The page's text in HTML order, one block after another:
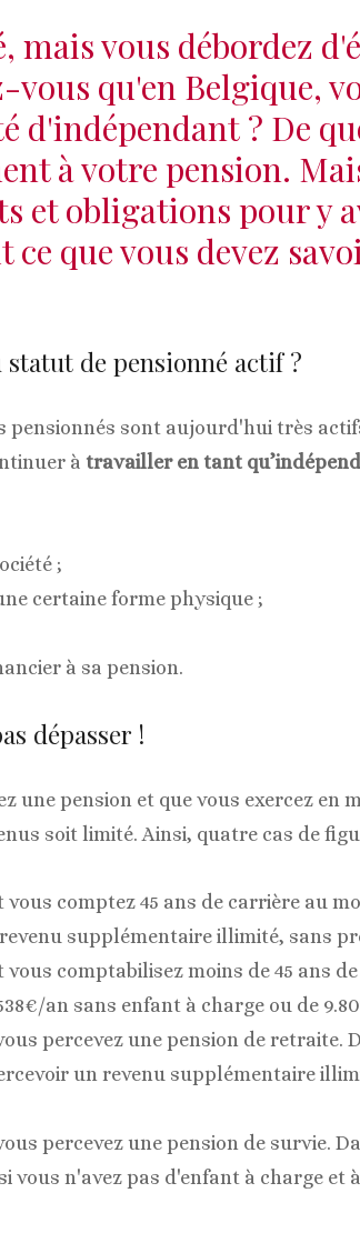
mais vous débordez
vous qu'en Belgique,
d'indépendant ? De
à votre pension.
et obligations pour y
ce que vous devez
statut de pensionné actif ?
pensionnés sont aujourd'hui très
à travailler en tant
;
certaine forme physique ;
à sa pension.
dépasser !
une pension et que vous exercez en
soit limité. Ainsi, quatre cas de
vous comptez 45 ans de carrière au
supplémentaire illimité, sans
vous comptabilisez moins de 45 ans
an sans enfant à charge ou de
percevez une pension de retraite.
un revenu supplémentaire
percevez une pension de survie.
vous n'avez pas d'enfant à charge et